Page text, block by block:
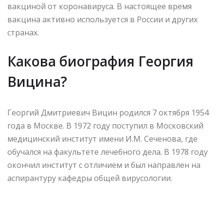
вакциной от коронавируса. В настоящее время
вакцина активно используется в России и других
странах.
Какова биография Георгия
Вицина?
Георгий Дмитриевич Вицин родился 7 октября 1954
года в Москве. В 1972 году поступил в Московский
медицинский институт имени И.М. Сеченова, где
обучался на факультете лечебного дела. В 1978 году
окончил институт с отличием и был направлен на
аспирантуру кафедры общей вирусологии.